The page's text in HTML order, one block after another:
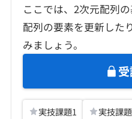
ここでは、2次元配列
配列の要素を更新した
みましょう。
実技課題1 実技課題